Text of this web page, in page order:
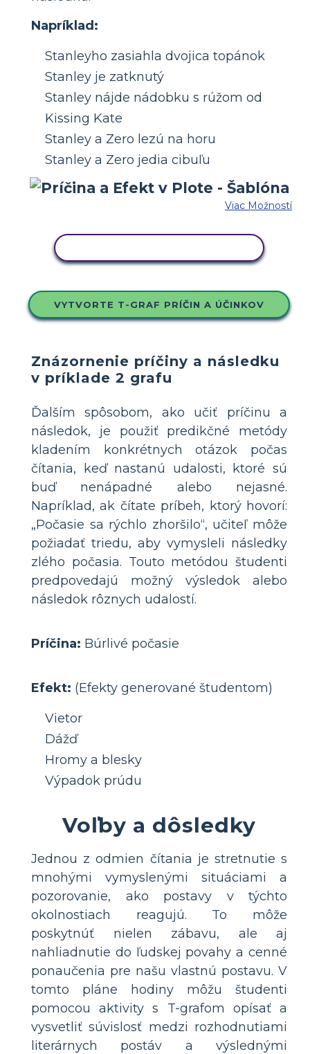
Napríklad:
Stanleyho zasiahla dvojica topánok
Stanley je zatknutý
Stanley nájde nádobku s rúžom od
Kissing Kate
Stanley a Zero lezú na horu
Stanley a Zero jedia cibuľu
Viac Možností
VYTVORTE T-GRAF PRÍČIN A ÚČINKOV
Znázornenie príčiny a následku
v príklade 2 grafu
Ďalším spôsobom, ako učiť príčinu a
následok, je použiť predikčné metódy
kladením konkrétnych otázok počas
čítania, keď nastanú udalosti, ktoré sú
buď nenápadné alebo nejasné.
Napríklad, ak čítate príbeh, ktorý hovorí:
„Počasie sa rýchlo zhoršilo“, učiteľ môže
požiadať triedu, aby vymysleli následky
zlého počasia. Touto metódou študenti
predpovedajú možný výsledok alebo
následok rôznych udalostí.
Príčina: Búrlivé počasie
Efekt: (Efekty generované študentom)
Vietor
Dážď
Hromy a blesky
Výpadok prúdu
Voľby a dôsledky
Jednou z odmien čítania je stretnutie s
mnohými vymyslenými situáciami a
pozorovanie, ako postavy v týchto
okolnostiach reagujú. To môže
poskytnúť nielen zábavu, ale aj
nahliadnutie do ľudskej povahy a cenné
ponaučenia pre našu vlastnú postavu. V
tomto pláne hodiny môžu študenti
pomocou aktivity s T-grafom opísať a
vysvetliť súvislosť medzi rozhodnutiami
literárnych postáv a výslednými